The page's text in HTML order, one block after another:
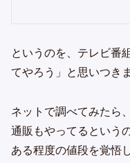
というのを、テレビ番
てやろう」と思いつき
ネットで調べてみたら
通販もやってるという
ある程度の値段を覚悟